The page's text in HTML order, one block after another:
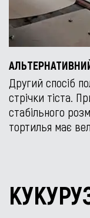
Другий спосіб
стрічки тіста.
стабільного
тортилья має